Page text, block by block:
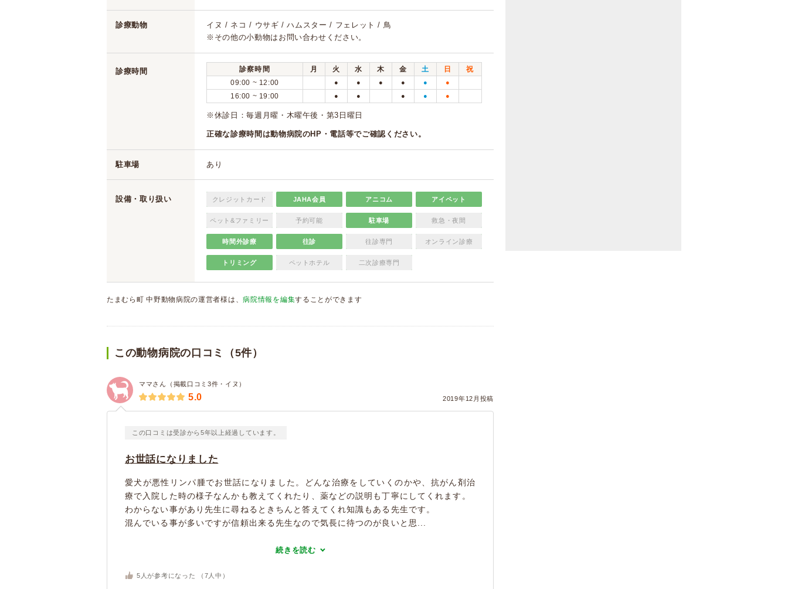
診療動物
イヌ / ネコ / ウサギ / ハムスター / フェレット / 鳥
※その他の小動物はお問い合わせください。
診療時間 診察時間 月 火 水 木 金 土 日
祝
09:00 ~ 12:00
● ● ● ● ● ●
16:00 ~ 19:00 ● ● ● ● ●
※休診日：毎週月曜・木曜午後・第3日曜日
正確な診療時間は動物病院のHP・電話等でご確認ください。
駐車場 あり
設備・取り扱い クレジットカード JAHA会員 アニコム アイペット
ペット&ファミリー 予約可能 駐車場 救急・夜間
時間外診療 往診 往診専門 オンライン診療
トリミング ペットホテル 二次診療専門
たまむら町 中野動物病院の運営者様は、病院情報を編集することができます
この動物病院の口コミ（5件）
ママさん（掲載口コミ3件・イヌ）
2019年12月投稿
5.0
この口コミは受診から5年以上経過しています。
お世話になりました
愛犬が悪性リンパ腫でお世話になりました。どんな治療をしていくのかや、抗がん剤治
療で入院した時の様子なんかも教えてくれたり、薬などの説明も丁寧にしてくれます。
わからない事があり先生に尋ねるときちんと答えてくれ知識もある先生です。
混んでいる事が多いですが信頼出来る先生なので気長に待つのが良いと思...
続きを読む
5 人が参考になった （ 7 人中）